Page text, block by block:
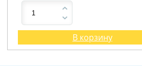
В корзину